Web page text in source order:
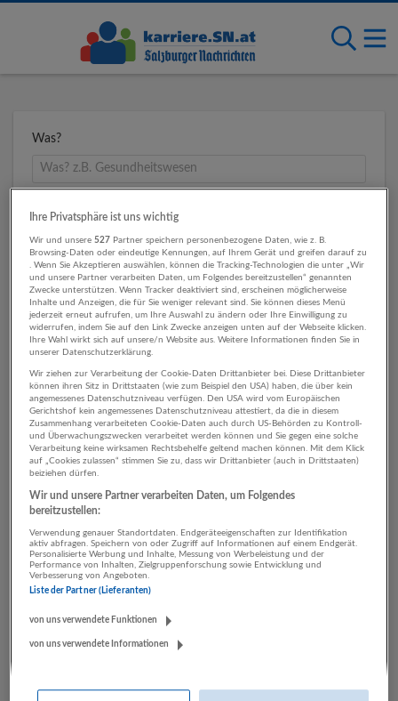
Was?
Wo?
Umkreis
1 Sachbearbeitung
Rechtsberatung und
Wirtschaftsprüfung
Unternehmen
Ihre Privatsphäre ist uns wichtig
Wir und unsere 527 Partner speichern personenbezogene Daten, wie z. B.
Browsing-Daten oder eindeutige Kennungen, auf Ihrem Gerät und greifen darauf zu
. Wenn Sie Akzeptieren auswählen, können die Tracking-Technologien die unter „Wir
und unsere Partner verarbeiten Daten, um Folgendes bereitzustellen“ genannten
Zwecke unterstützen. Wenn Tracker deaktiviert sind, erscheinen möglicherweise
Inhalte und Anzeigen, die für Sie weniger relevant sind. Sie können dieses Menü
jederzeit erneut aufrufen, um Ihre Auswahl zu ändern oder Ihre Einwilligung zu
widerrufen, indem Sie auf den Link Zwecke anzeigen unten auf der Webseite klicken.
Ihre Wahl wirkt sich auf unsere/n Website aus. Weitere Informationen finden Sie in
unserer Datenschutzerklärung.
Wir ziehen zur Verarbeitung der Cookie-Daten Drittanbieter bei. Diese Drittanbieter
können ihren Sitz in Drittstaaten (wie zum Beispiel den USA) haben, die über kein
angemessenes Datenschutzniveau verfügen. Den USA wird vom Europäischen
Gerichtshof kein angemessenes Datenschutzniveau attestiert, da die in diesem
Zusammenhang verarbeiteten Cookie-Daten auch durch US-Behörden zu Kontroll-
und Überwachungszwecken verarbeitet werden können und Sie gegen eine solche
Verarbeitung keine wirksamen Rechtsbehelfe geltend machen können. Mit dem Klick
auf „Cookies zulassen“ stimmen Sie zu, dass wir Drittanbieter (auch in Drittstaaten)
beiziehen dürfen.
Wir und unsere Partner verarbeiten Daten, um Folgendes
bereitzustellen:
Verwendung genauer Standortdaten. Endgeräteeigenschaften zur Identifikation
aktiv abfragen. Speichern von oder Zugriff auf Informationen auf einem Endgerät.
Personalisierte Werbung und Inhalte, Messung von Werbeleistung und der
Performance von Inhalten, Zielgruppenforschung sowie Entwicklung und
Verbesserung von Angeboten.
Liste der Partner (Lieferanten)
von uns verwendete Funktionen
von uns verwendete Informationen